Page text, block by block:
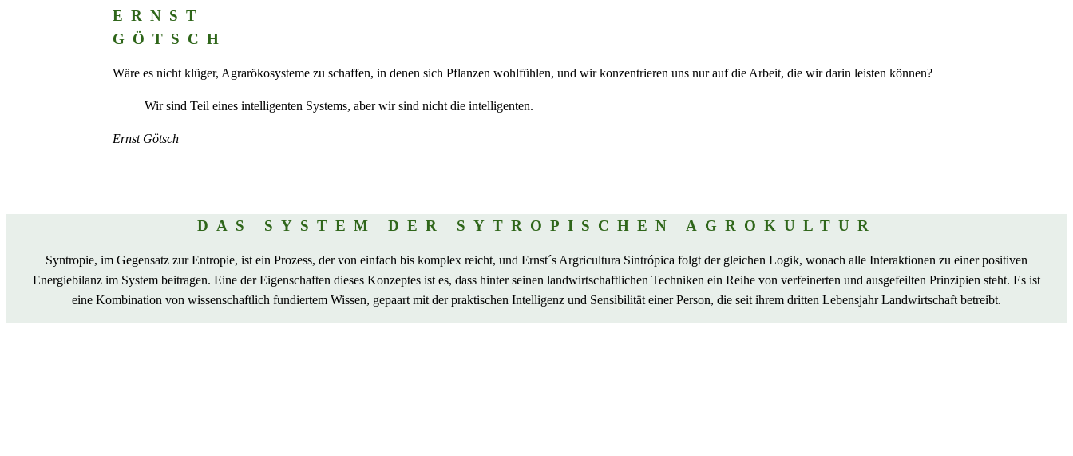
ERNST
GÖTSCH
Wäre es nicht klüger, Agrarökosysteme zu schaffen, in denen sich Pflanzen wohlfühlen, und wir konzentrieren uns nur auf die Arbeit, die wir darin leisten können?
Wir sind Teil eines intelligenten Systems, aber wir sind nicht die intelligenten.
Ernst Götsch
DAS SYSTEM DER SYTROPISCHEN AGROKULTUR
Syntropie, im Gegensatz zur Entropie, ist ein Prozess, der von einfach bis komplex reicht, und Ernst´s Argricultura Sintrópica folgt der gleichen Logik, wonach alle Interaktionen zu einer positiven
Energiebilanz im System beitragen. Eine der Eigenschaften dieses Konzeptes ist es, dass hinter seinen landwirtschaftlichen Techniken ein Reihe von verfeinerten und ausgefeilten Prinzipien steht. Es ist
eine Kombination von wissenschaftlich fundiertem Wissen, gepaart mit der praktischen Intelligenz und Sensibilität einer Person, die seit ihrem dritten Lebensjahr Landwirtschaft betreibt.